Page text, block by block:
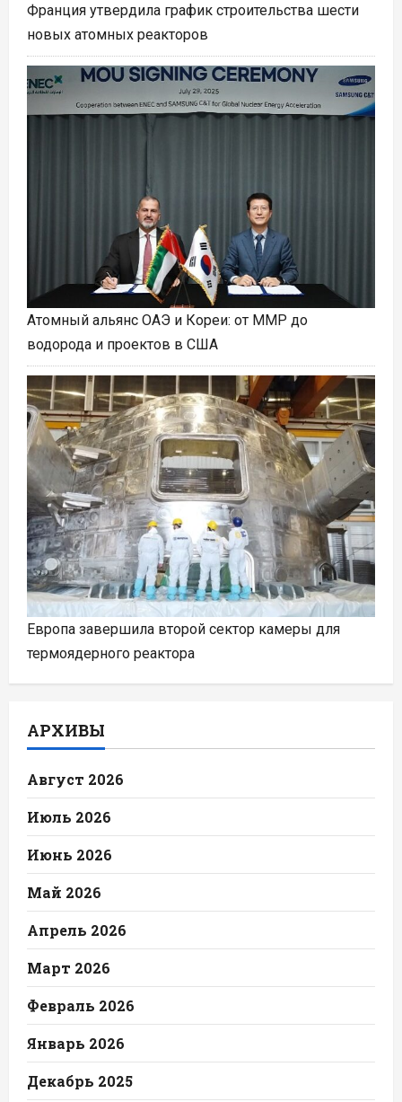
Франция утвердила график строительства шести
новых атомных реакторов
Атомный альянс ОАЭ и Кореи: от ММР до
водорода и проектов в США
Европа завершила второй сектор камеры для
термоядерного реактора
АРХИВЫ
Август 2026
Июль 2026
Июнь 2026
Май 2026
Апрель 2026
Март 2026
Февраль 2026
Январь 2026
Декабрь 2025